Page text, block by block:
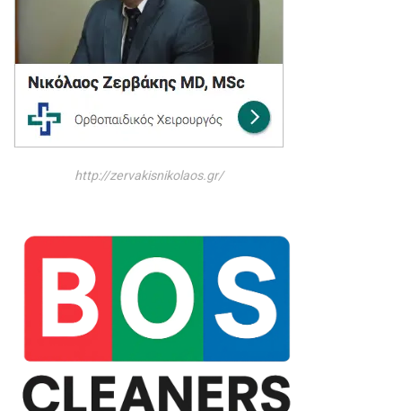
http://zervakisnikolaos.gr/